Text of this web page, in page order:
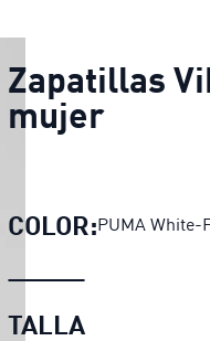
Zapatillas
mujer
COLOR:PUMA White-
TALLA